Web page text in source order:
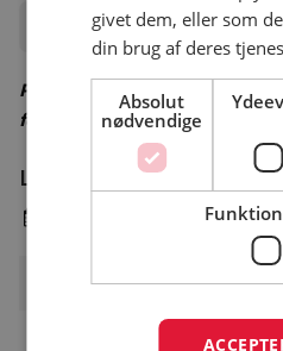
Priser
Priser er vejledende – besøg
for korrekte priser
Lavsæson
7. april - 25. juni & 13. august
Pladsgebyr
givet dem, eller som
din brug af deres
Absolut
nødvendige